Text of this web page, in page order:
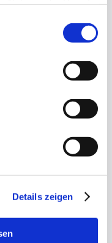
Details zeigen